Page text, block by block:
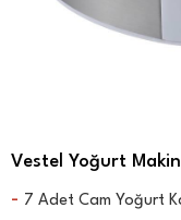
Vestel Yoğurt
- 7 Adet Cam Yoğurt